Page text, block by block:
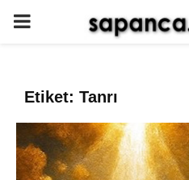
PRIMARY
Etiket: Tanrı